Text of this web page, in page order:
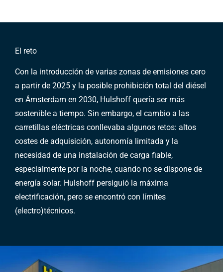
El reto
Con la introducción de varias zonas de emisiones cero
a partir de 2025 y la posible prohibición total del diésel
en Ámsterdam en 2030, Hulshoff quería ser más
sostenible a tiempo. Sin embargo, el cambio a las
carretillas eléctricas conllevaba algunos retos: altos
costes de adquisición, autonomía limitada y la
necesidad de una instalación de carga fiable,
especialmente por la noche, cuando no se dispone de
energía solar. Hulshoff persiguió la máxima
electrificación, pero se encontró con límites
(electro)técnicos.